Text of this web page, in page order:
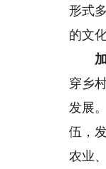
形式
的文
穿乡
发展
伍，
农业